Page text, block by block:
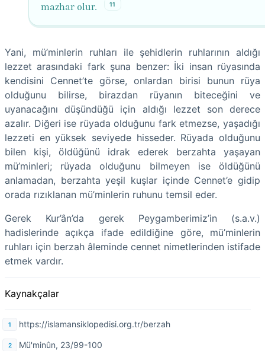
mazhar olur.
11
Yani, mü’minlerin ruhları ile şehidlerin ruhlarının aldığı
lezzet arasındaki fark şuna benzer: İki insan rüyasında
kendisini Cennet’te görse, onlardan birisi bunun rüya
olduğunu bilirse, birazdan rüyanın biteceğini ve
uyanacağını düşündüğü için aldığı lezzet son derece
azalır. Diğeri ise rüyada olduğunu fark etmezse, yaşadığı
lezzeti en yüksek seviyede hisseder. Rüyada olduğunu
bilen kişi, öldüğünü idrak ederek berzahta yaşayan
mü’minleri; rüyada olduğunu bilmeyen ise öldüğünü
anlamadan, berzahta yeşil kuşlar içinde Cennet’e gidip
orada rızıklanan mü’minlerin ruhunu temsil eder.
Gerek Kur’ân’da gerek Peygamberimiz’in (s.a.v.)
hadislerinde açıkça ifade edildiğine göre, mü’minlerin
ruhları için berzah âleminde cennet nimetlerinden istifade
etmek vardır.
Kaynakçalar
https://islamansiklopedisi.org.tr/berzah
Mü'minûn, 23/99-100